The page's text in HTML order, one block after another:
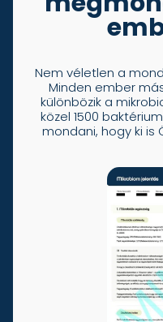
Nem véletlen a
Minden ember
különbözik a
közel 1500
mondani, hogy ki is